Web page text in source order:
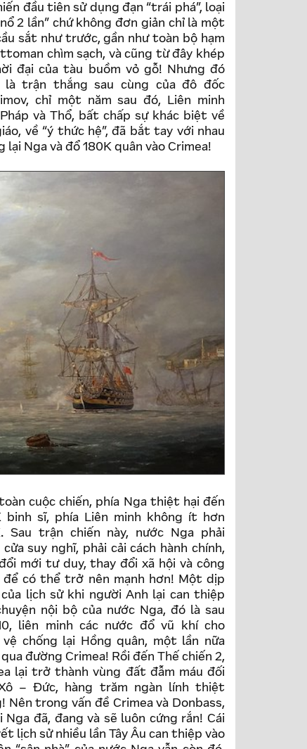
đầu tiên sử dụng đạn “trái phá”, loại
2 lần” chứ không đơn giản chỉ là một
sắt như trước, gần như toàn bộ hạm
chìm sạch, và cũng từ đây khép
đại của tàu buồm vỏ gỗ! Nhưng đó
là trận thắng sau cùng của đô đốc
chỉ một năm sau đó, Liên minh
và Thổ, bất chấp sự khác biệt về
về “ý thức hệ”, đã bắt tay với nhau
lại Nga và đổ 180K quân vào Crimea!
toàn cuộc chiến, phía Nga thiệt hại đến
binh sĩ, phía Liên minh không ít hơn
Sau trận chiến này, nước Nga phải
suy nghĩ, phải cải cách hành chính,
mới tư duy, thay đổi xã hội và công
để có thể trở nên mạnh hơn! Một dịp
của lịch sử khi người Anh lại can thiệp
nội bộ của nước Nga, đó là sau
liên minh các nước đổ vũ khí cho
vệ chống lại Hồng quân, một lần nữa
đường Crimea! Rồi đến Thế chiến 2,
lại trở thành vùng đất đẫm máu đối
– Đức, hàng trăm ngàn lính thiệt
Nên trong vấn đề Crimea và Donbass,
Nga đã, đang và sẽ luôn cứng rắn! Cái
lịch sử nhiều lần Tây Âu can thiệp vào